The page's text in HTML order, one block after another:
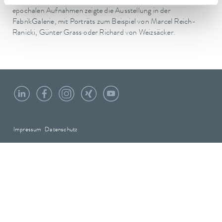
epochalen Aufnahmen zeigte die Ausstellung in der
FabrikGalerie, mit Porträts zum Beispiel von Marcel Reich-
Ranicki, Günter Grass oder Richard von Weizsäcker.
Impressum Datenschutz